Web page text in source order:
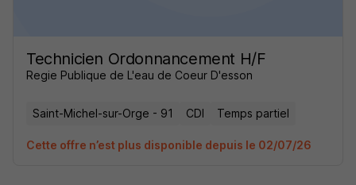
Technicien Ordonnancement H/F
Regie Publique de L'eau de Coeur D'esson
Saint-Michel-sur-Orge - 91 CDI Temps partiel
Cette offre n’est plus disponible depuis le 02/07/26